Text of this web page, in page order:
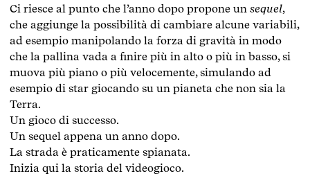
Ci riesce al punto che l’anno dopo propone un sequel,
che aggiunge la possibilità di cambiare alcune variabili,
ad esempio manipolando la forza di gravità in modo
che la pallina vada a finire più in alto o più in basso, si
muova più piano o più velocemente, simulando ad
esempio di star giocando su un pianeta che non sia la
Terra.
Un gioco di successo.
Un sequel appena un anno dopo.
La strada è praticamente spianata.
Inizia qui la storia del videogioco.